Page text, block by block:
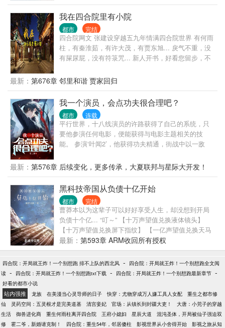
我在四合院里有小院
都市 完结
四合院网文 张建设穿越五九年情满四合院世界 有何雨
柱，有秦淮茹，有许大茂，有贾东旭... 戾气不重，没
有屎尿屁，没有符箓咒... 新人开书，好看您留步，不
最新： 第676章 邻里和谐 贾家回归
我一个演员，会点功夫很合理吧？
都市 连载
平行世界，十八线演员的许路获得了自己的系统，只
要他参演任何电影，便能获得与电影主题相关的技
能。 参演‘叶闻2’，他获得功夫精通，街战中以一敌
许风表示：我一个演员，会点功夫很合理吧！ 粉丝：
都被请去警局喝茶了，你觉得合理吗？ 参演鉴宝片，
他获得文物鉴赏与造假工艺，在古玩一条街成功捡
漏，开局十万倍利润。 参演推理片，他获得破案精通
与犯罪精通，提出完美犯罪理论，让警方如临大敌。
参演盗墓片，他获得十六字风水秘术绝技，直言某地
有大墓，再度被请去局里喝茶。 …… 当仙侠剧组慕名
而来找到他的时候，所有粉丝全都绷不住了！
最新： 第576章 后续变化，更多传承，大夏联邦与星际大开发！
【大结局】
黑科技帝国从负债十亿开始
都市 完结
曹莽本以为这辈子可以好好享受人生，却没想到开局
负债十个亿... “叮～” 【十万声望值兑换液体镜头】
【十万声望值兑换屏下指纹】 【一亿声望值兑换天马
座系统】
最新： 第593章 ARM收回所有授权
四合院：开局就王炸！一个别想跑 排不上队的西北风 -
四合院：开局就王炸！一个别想跑全文阅
读 - 四合院：开局就王炸！一个别想跑txt下载 - 四合院：开局就王炸！一个别想跑最新章节 -
好看的都市小说
站内强推 龙族 在美漫当心灵导师的日子 快穿：尤物穿成万人嫌工具人女配
重生之都市修
仙
灵药空间：五灵根才是完美道基 清宫妾妃 官场：从镇长到封疆大吏！
大唐：小兕子的穿越
生活
御兽进化商 重生何雨柱离开四合院 王府小媳妇 星辰大道
混沌圣体，开局被仙子强迫双
修
霍二爷，新婚请克制！ 四合院：重生54年，邻居傻柱 影视世界从小舍得开始
影视之旅从知